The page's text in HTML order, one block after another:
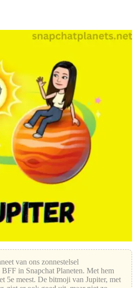
van ons zonnestelsel
in Snapchat Planeten. Met hem
5e meest. De bitmoji van Jupiter, met